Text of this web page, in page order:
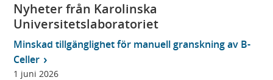
Nyheter från Karolinska
Universitetslaboratoriet
Minskad tillgänglighet för manuell granskning av B-
Celler
1 juni 2026